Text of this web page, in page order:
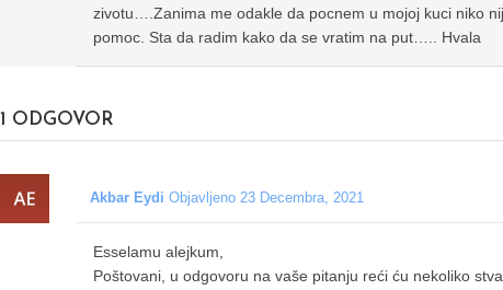
zivotu….Zanima me odakle da pocnem u mojoj kuci niko
pomoc. Sta da radim kako da se vratim na put….. Hvala
1 ODGOVOR
Akbar Eydi Objavljeno 23 Decembra, 2021
Esselamu alejkum,
Poštovani, u odgovoru na vaše pitanju reći ću nekoliko